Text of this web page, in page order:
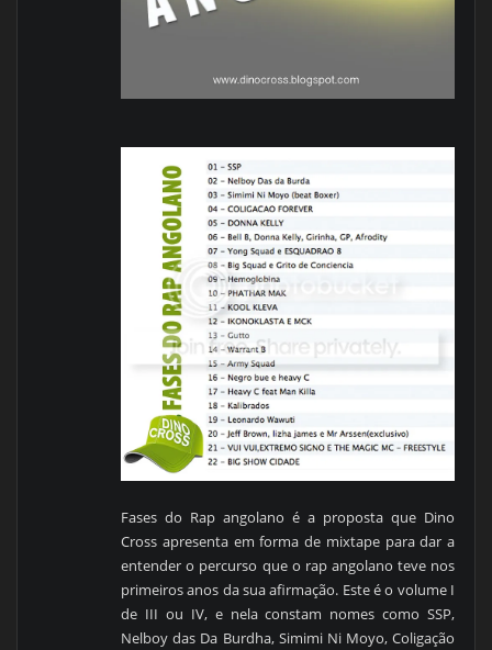
Fases do Rap angolano é a proposta que Dino
Cross apresenta em forma de mixtape para dar a
entender o percurso que o rap angolano teve nos
primeiros anos da sua afirmação. Este é o volume I
de III ou IV, e nela constam nomes como SSP,
Nelboy das Da Burdha, Simimi Ni Moyo, Coligação